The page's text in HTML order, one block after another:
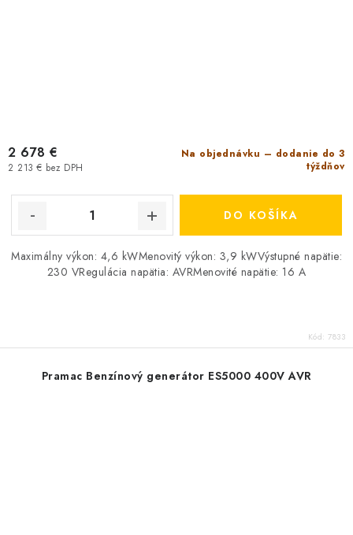
Na objednávku – dodanie do 3
týždňov
2 213 € bez DPH
2 678 €
DO KOŠÍKA
Maximálny výkon: 4,6 kWMenovitý výkon: 3,9 kWVýstupné napätie:
230 VRegulácia napätia: AVRMenovité napätie: 16 A
Kód: 7833
Pramac Benzínový generátor ES5000 400V AVR